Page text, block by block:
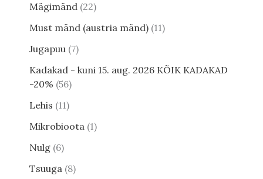
Mägimänd 22
Must mänd (austria mänd) 11
Jugapuu 7
Kadakad - kuni 15. aug. 2026 KÕIK KADAKAD
-20% 56
Lehis 11
Mikrobioota 1
Nulg 6
Tsuuga 8